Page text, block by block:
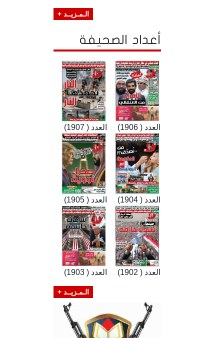
الـمـزيــد +
أعداد الصحيفة
العدد ( 1907) العدد ( 1906)
العدد ( 1905) العدد ( 1904)
العدد ( 1903) العدد ( 1902)
الـمـزيــد +